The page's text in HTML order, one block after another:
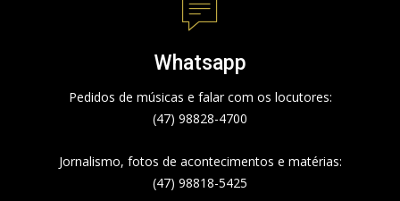
Whatsapp
Pedidos de músicas e falar com os locutores:
(47) 98828-4700
Jornalismo, fotos de acontecimentos e matérias:
(47) 98818-5425